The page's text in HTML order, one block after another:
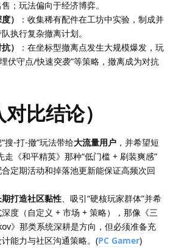
；玩法偏向于经济博弈。
）
：收集稀有配件在工坊中实验，制成并
执行复杂撤离计划。
）
：在坐标型撤离点发生大规模爆发，玩
伏守点/快速突袭”等策略，撤离成为对抗
比结论）
搜-打-撤”玩法带给大流量用户 ，并希望短
走《和平精英》那种“低门槛 + 刷装爽感”
定期活动和掉落池更新能保证高频次回
打造社区黏性、吸引“硬核玩家群体”并希
度（自定义 + 市场 + 策略），那像《三
》那类系统深耕是方向，但必须准备充
能力与社区沟通策略。(PC Gamer)